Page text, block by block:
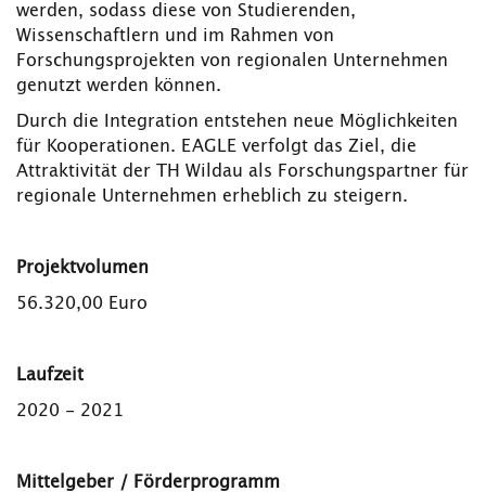
werden, sodass diese von Studierenden,
Wissenschaftlern und im Rahmen von
Forschungsprojekten von regionalen Unternehmen
genutzt werden können.
Durch die Integration entstehen neue Möglichkeiten
für Kooperationen. EAGLE verfolgt das Ziel, die
Attraktivität der TH Wildau als Forschungspartner für
regionale Unternehmen erheblich zu steigern.
Projektvolumen
56.320,00 Euro
Laufzeit
2020 - 2021
Mittelgeber / Förderprogramm